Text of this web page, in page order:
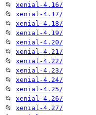
📂 xenial-4.16/
📂 xenial-4.17/
📂 xenial-4.18/
📂 xenial-4.19/
📂 xenial-4.20/
📂 xenial-4.21/
📂 xenial-4.22/
📂 xenial-4.23/
📂 xenial-4.24/
📂 xenial-4.25/
📂 xenial-4.26/
📂 xenial-4.27/